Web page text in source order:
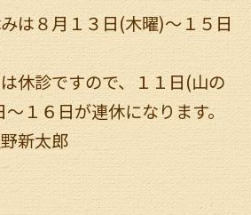
は８月１３日(木曜)～１５日
休診ですので、１１日(山の
１６日が連休になります。
新太郎